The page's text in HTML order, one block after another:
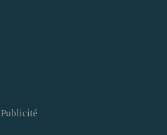
Publicité